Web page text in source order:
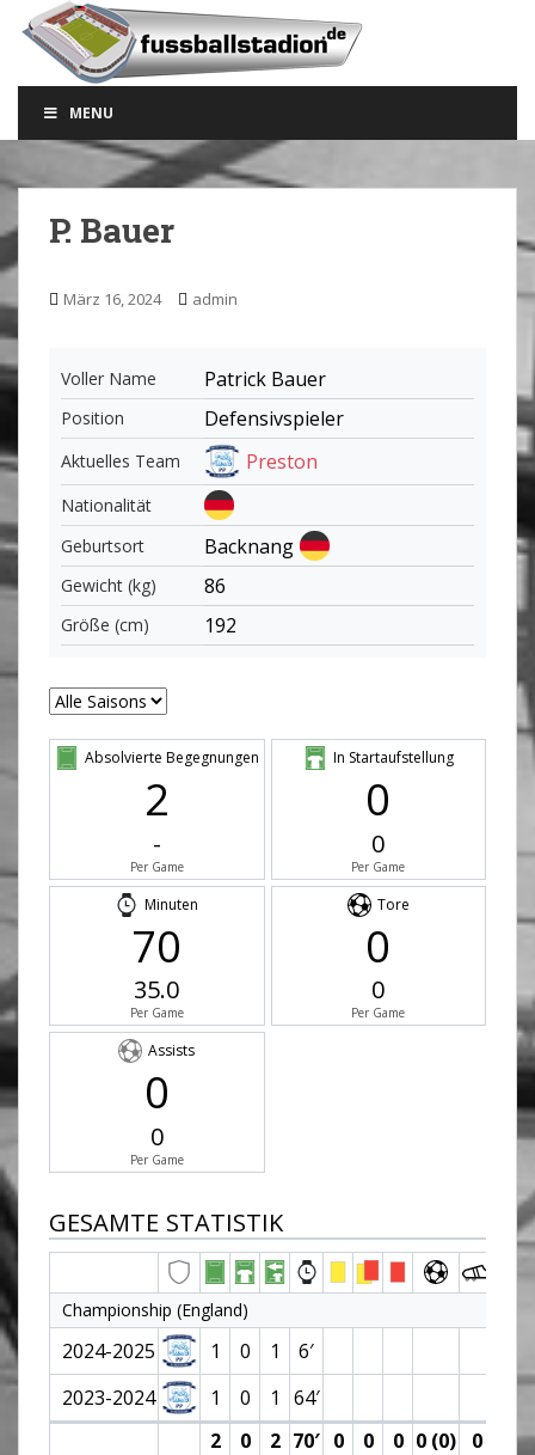
m
i
o
n
t
t
MENU
P. Bauer
März 16, 2024 admin
Voller Name Patrick Bauer
Position Defensivspieler
Aktuelles Team Preston
Nationalität
Geburtsort
Backnang
Gewicht (kg) 86
Größe (cm) 192
Absolvierte Begegnungen
2
-
Per Game
In Startaufstellung
0
0
Per Game
Minuten
70
35.0
Per Game
Tore
0
0
Per Game
Assists
0
0
Per Game
GESAMTE STATISTIK
Championship (England)
2024-2025 1 0 1
6′
2023-2024
1 0 1
64′
2
0 2 70′ 0 0 0 0 (0) 0